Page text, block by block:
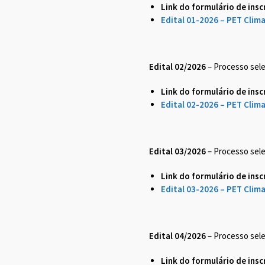
Link do formulário de
Edital 01-2026 – PET
Edital 02/2026– Processo
Link do formulário de
Edital 02-2026 – PET
Edital 03/2026– Processo
Link do formulário de
Edital 03-2026 – PET
Edital 04/2026– Processo
Link do formulário de